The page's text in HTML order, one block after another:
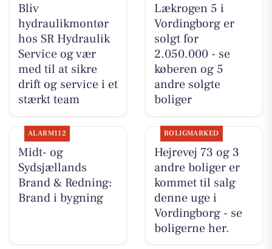
Bliv
hydraulikmontør
hos SR Hydraulik
Service og vær
med til at sikre
drift og service i et
stærkt team
Lækrogen 5 i
Vordingborg er
solgt for
2.050.000 - se
køberen og 5
andre solgte
boliger
ALARM112
Midt- og
Sydsjællands
Brand & Redning:
Brand i bygning
BOLIGMARKED
Hejrevej 73 og 3
andre boliger er
kommet til salg
denne uge i
Vordingborg - se
boligerne her.